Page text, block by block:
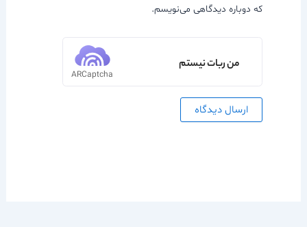
که دوباره دیدگاهی می‌نویسم.
من ربات نیستم
ARCaptcha